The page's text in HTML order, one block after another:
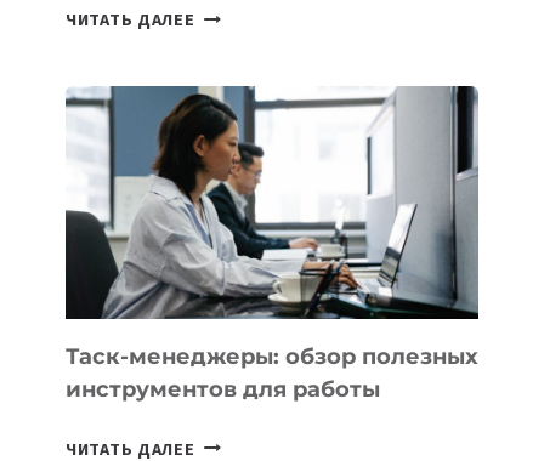
ЧИТАТЬ ДАЛЕЕ ИИ-
БИЗНЕСА:
КАКИЕ
3
ЗАДАЧИ
ЕМУ
МОЖНО
ПОРУЧИТЬ
УЖЕ
Таск-менеджеры: обзор полезных
инструментов для работы
ЧИТАТЬ ДАЛЕЕ ТАСК-